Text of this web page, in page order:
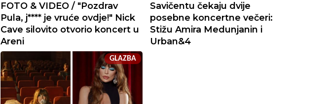
FOTO & VIDEO / "Pozdrav
Pula, j**** je vruće ovdje!" Nick
Cave silovito otvorio koncert u
Areni
Savičentu čekaju dvije
posebne koncertne večeri:
Stižu Amira Medunjanin i
Urban&4
GLAZBA